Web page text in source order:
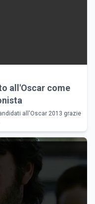
all'Oscar come
all'Oscar 2013 grazie